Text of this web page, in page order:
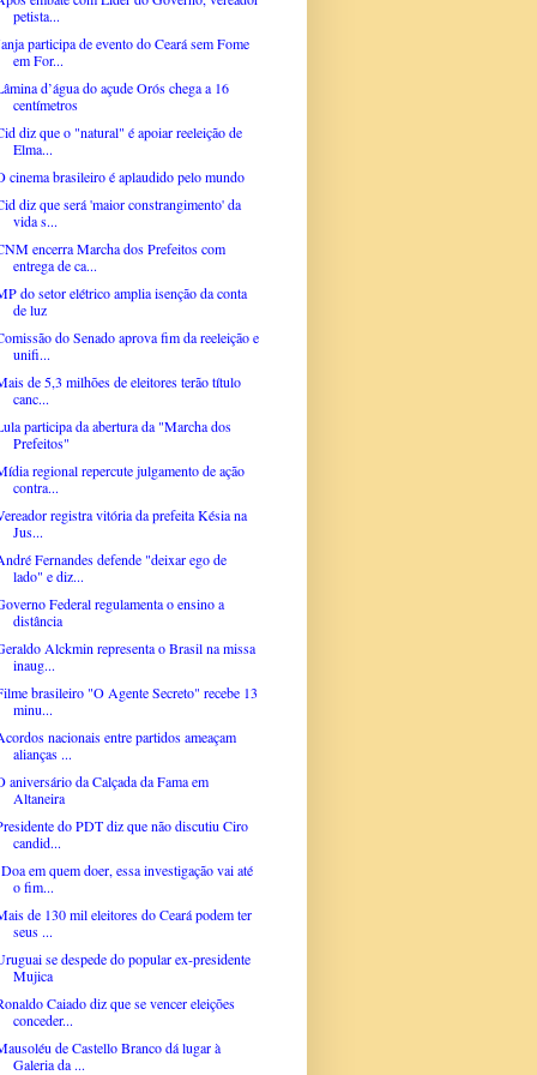
petista...
participa de evento do Ceará sem Fome
em For...
d’água do açude Orós chega a 16
centímetros
diz que o "natural" é apoiar reeleição de
Elma...
cinema brasileiro é aplaudido pelo mundo
diz que será 'maior constrangimento' da
vida s...
encerra Marcha dos Prefeitos com
entrega de ca...
do setor elétrico amplia isenção da conta
de luz
do Senado aprova fim da reeleição e
unifi...
de 5,3 milhões de eleitores terão título
canc...
participa da abertura da "Marcha dos
Prefeitos"
regional repercute julgamento de ação
contra...
registra vitória da prefeita Késia na
Jus...
Fernandes defende "deixar ego de
lado" e diz...
Federal regulamenta o ensino a
distância
Alckmin representa o Brasil na missa
inaug...
brasileiro "O Agente Secreto" recebe 13
minu...
nacionais entre partidos ameaçam
alianças ...
aniversário da Calçada da Fama em
Altaneira
do PDT diz que não discutiu Ciro
candid...
em quem doer, essa investigação vai até
o fim...
de 130 mil eleitores do Ceará podem ter
seus ...
se despede do popular ex-presidente
Mujica
Caiado diz que se vencer eleições
conceder...
de Castello Branco dá lugar à
Galeria da ...